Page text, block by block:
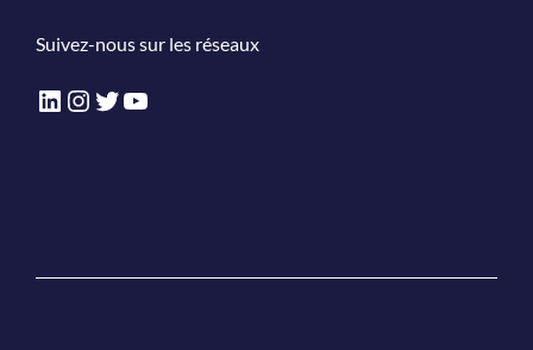
Suivez-nous sur les réseaux
LinkedIn
Instagram
Twitter
YouTube